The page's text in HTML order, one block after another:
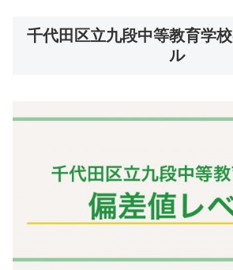
千代田区立九段中等教育学
ル